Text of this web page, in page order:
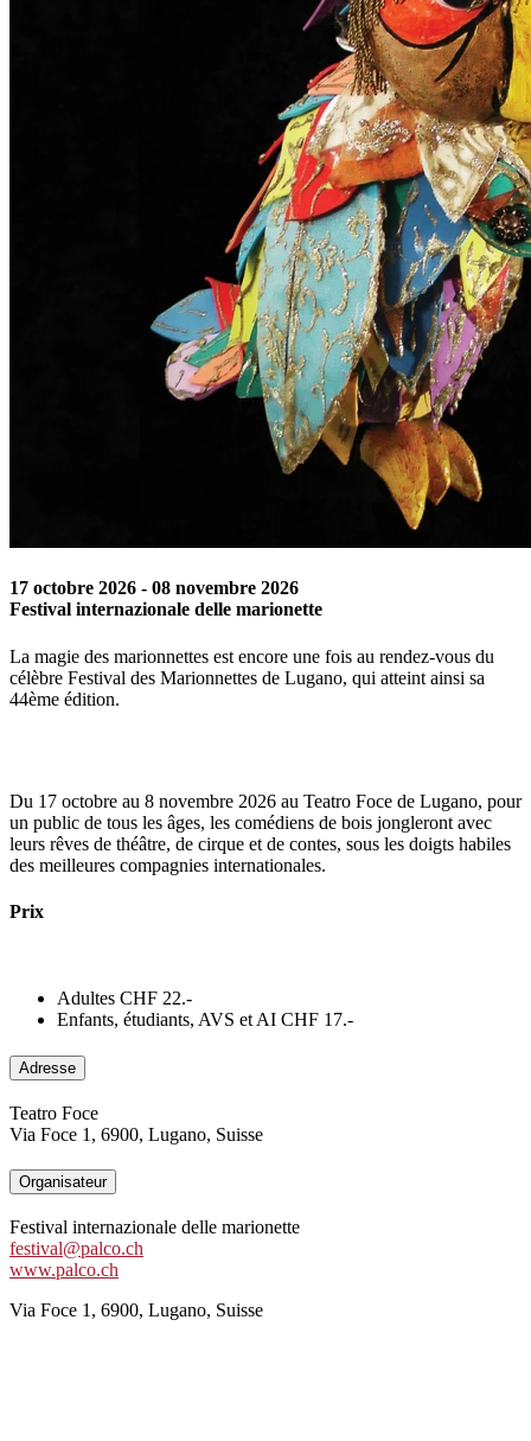
17 octobre 2026 - 08 novembre 2026
Festival internazionale delle marionette
La magie des marionnettes est encore une fois au rendez-vous du
célèbre Festival des Marionnettes de Lugano, qui atteint ainsi sa
44ème édition.
Du 17 octobre au 8 novembre 2026 au Teatro Foce de Lugano, pour
un public de tous les âges, les comédiens de bois jongleront avec
leurs rêves de théâtre, de cirque et de contes, sous les doigts habiles
des meilleures compagnies internationales.
Prix
Adultes CHF 22.-
Enfants, étudiants, AVS et AI CHF 17.-
Adresse
Teatro Foce
Via Foce 1, 6900, Lugano, Suisse
Organisateur
Festival internazionale delle marionette
festival@palco.ch
www.palco.ch
Via Foce 1, 6900, Lugano, Suisse